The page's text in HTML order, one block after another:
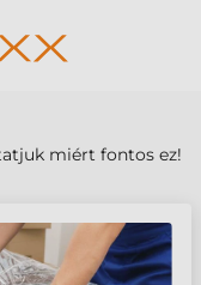
miért fontos ez!